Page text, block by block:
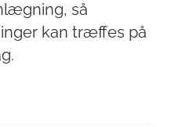
så
kan træffes på